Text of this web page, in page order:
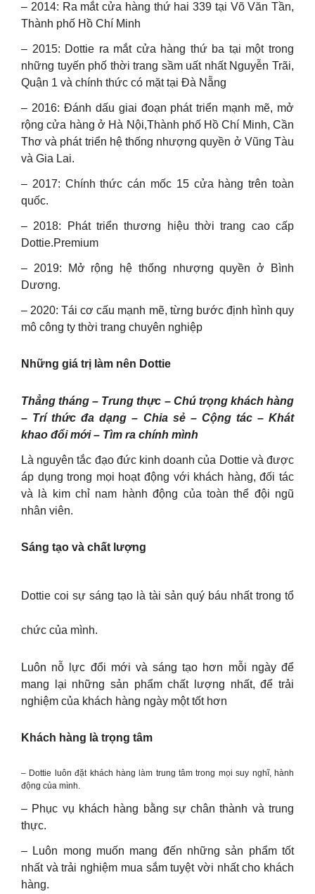
– 2014: Ra mắt cửa hàng thứ hai 339 tại Võ Văn Tần,
Thành phố Hồ Chí Minh
– 2015: Dottie ra mắt cửa hàng thứ ba tại một trong
những tuyến phố thời trang sầm uất nhất Nguyễn Trãi,
Quận 1 và chính thức có mặt tại Đà Nẵng
– 2016: Đánh dấu giai đoạn phát triển mạnh mẽ, mở
rộng cửa hàng ở Hà Nội,Thành phố Hồ Chí Minh, Cần
Thơ và phát triển hệ thống nhượng quyền ở Vũng Tàu
và Gia Lai.
– 2017: Chính thức cán mốc 15 cửa hàng trên toàn
quốc.
– 2018: Phát triển thương hiệu thời trang cao cấp
Dottie.Premium
– 2019: Mở rộng hệ thống nhượng quyền ở Bình
Dương.
– 2020: Tái cơ cấu mạnh mẽ, từng bước định hình quy
mô công ty thời trang chuyên nghiệp
Những giá trị làm nên Dottie
Thẳng tháng – Trung thực – Chú trọng khách hàng
– Trí thức đa dạng – Chia sẻ – Cộng tác – Khát
khao đổi mới – Tìm ra chính mình
Là nguyên tắc đạo đức kinh doanh của Dottie và được
áp dụng trong mọi hoạt động với khách hàng, đối tác
và là kim chỉ nam hành động của toàn thể đội ngũ
nhân viên.
Sáng tạo và chất lượng
Dottie coi sự sáng tạo là tài sản quý báu nhất trong tổ
chức của mình.
Luôn nỗ lực đổi mới và sáng tạo hơn mỗi ngày để
mang lại những sản phẩm chất lượng nhất, để trải
nghiệm của khách hàng ngày một tốt hơn
Khách hàng là trọng tâm
– Dottie luôn đặt khách hàng làm trung tâm trong mọi suy nghĩ, hành
động của mình.
– Phục vụ khách hàng bằng sự chân thành và trung
thực.
– Luôn mong muốn mang đến những sản phẩm tốt
nhất và trải nghiệm mua sắm tuyệt vời nhất cho khách
hàng.